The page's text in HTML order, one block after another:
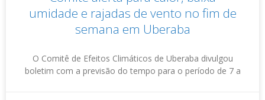
umidade e rajadas de vento no fim de
semana em Uberaba
O Comitê de Efeitos Climáticos de Uberaba divulgou
boletim com a previsão do tempo para o período de 7 a